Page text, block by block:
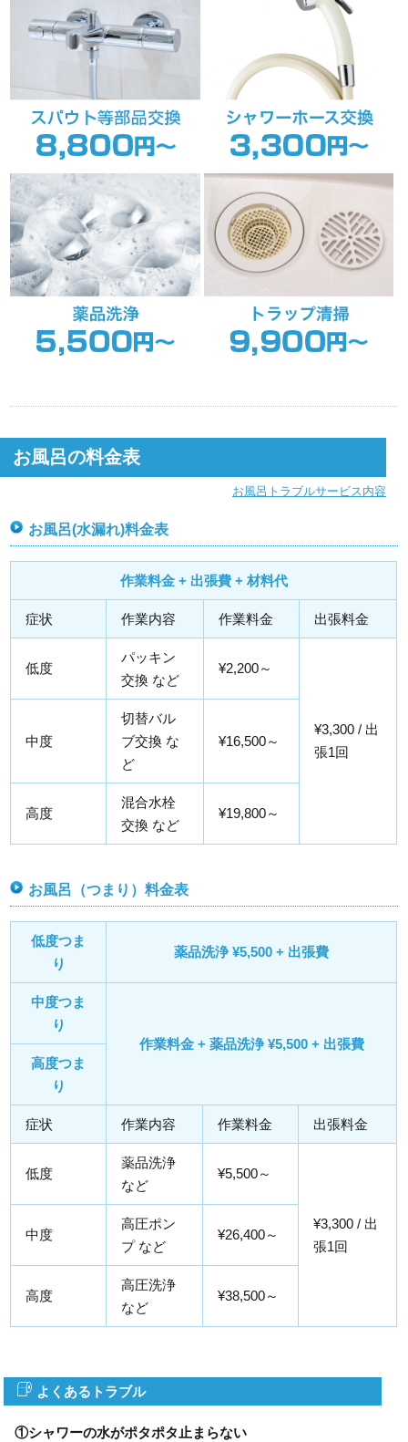
お風呂の料金表
お風呂トラブルサービス内容
お風呂(水漏れ)料金表
作業料金 + 出張費 + 材料代
症状 作業内容 作業料金 出張料金
低度
パッキン
交換 など
¥2,200～
¥3,300 / 出
張1回
中度
切替バル
ブ交換 な
ど
¥16,500～
高度
混合水栓
交換 など
¥19,800～
お風呂（つまり）料金表
低度つま
り
薬品洗浄 ¥5,500 + 出張費
中度つま
り
作業料金 + 薬品洗浄 ¥5,500 + 出張費
高度つま
り
症状 作業内容 作業料金 出張料金
低度
薬品洗浄
など
¥5,500～
¥3,300 / 出
張1回
中度
高圧ポン
プ など
¥26,400～
高度
高圧洗浄
など
¥38,500～
よくあるトラブル
①シャワーの水がポタポタ止まらない